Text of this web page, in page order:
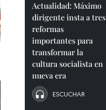
Actualidad: Máximo
dirigente insta a tres
reformas
importantes para
transformar la
cultura socialista en
nueva era
ESCUCHAR